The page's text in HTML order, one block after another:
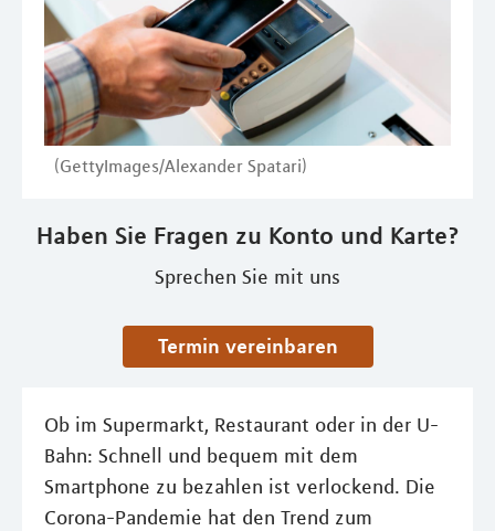
(GettyImages/Alexander Spatari)
Haben Sie Fragen zu Konto und Karte?
Sprechen Sie mit uns
Termin vereinbaren
Ob im Supermarkt, Restaurant oder in der U-
Bahn: Schnell und bequem mit dem
Smartphone zu bezahlen ist verlockend. Die
Corona-Pandemie hat den Trend zum